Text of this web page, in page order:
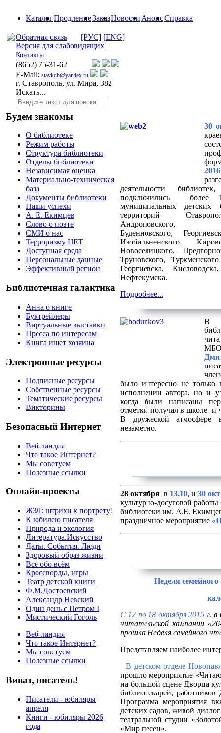
КаталогПродлениеЗаказНовости АнонсСправка
Обратная связь [РУС] [ENG]
Версия для слабовидящих
Контакты
(8652) 75-31-62
E-Mail: stavkdb@yandex.ru
г. Ставрополь, ул. Мира, 382
Искать...
Будем знакомы
О библиотеке
Режим работы
Структура библиотеки
Отделы библиотеки
Независимая оценка
Материально-техническая
база
Документы библиотеки
Наши успехи
А. Е. Екимцев
Слово о поэте
СМИ о нас
Терроризму НЕТ
Доступная среда
Персональные данные
Эффективный регион
Библиотечная галактика
Анна о книге
Буктрейлеры
Виртуальные выставки
Пресса по интересам
Книга ищет хозяина
Электронные ресурсы
Подписные ресурсы
Собственные ресурсы
Тематические ресурсы
Викторины
Безопасный Интернет
Веб-ландия
Что такое Интернет?
Мы советуем
Полезные ссылки
Онлайн-проекты
ЖЗЛ: штрихи к портрету!
К юбилею писателя
Природа и экология
Литература.Искусство
Даты. События. Люди
Здоровый образ жизни
Всё обо всём
Кроссворды, игры
Театр детской книги
Ф.М.Достоевский
Александр Невский
Один день с Петром I
Мистический Гоголь
Веб-ландия
Что такое Интернет?
Мы советуем
Полезные ссылки
Виват, писатель!
Писатели - юбиляры
апреля
Книги - юбиляры 2026
года
30
деятельности
подключились более
муниципальных детских
территорий
Андроповского,
Буденновского,
Изобильненского,
Новоселицкого,
Труновского,
Георгиевска,
Нефтекумска.
Подробнее...
В
было интересно не только
исполнении автора, но и
когда были написаны
отметки получал в школе и
В дружеской атмосфере
незаметно.
28 октября в 13.10, и 30
культурно-досуговой
библиотеки им. А.Е.
праздничное мероприятие
Неделя
С 12 по 18 октября 2015 г. в
читательской кампании
прошла Неделя семейного
Представляем наиболее
В детском отделе
прошло мероприятие
на большой сцене Дворца
библиотекарей,
Программа мероприятия
детских садов, живой
театральной студии
«Мир песен».